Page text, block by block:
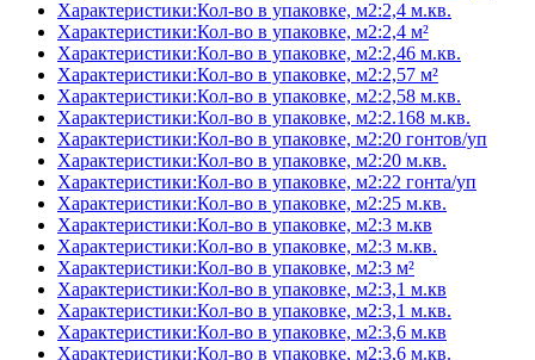
Характеристики:Кол-во в упаковке, м2:2,4 м.кв.
Характеристики:Кол-во в упаковке, м2:2,4 м²
Характеристики:Кол-во в упаковке, м2:2,46 м.кв.
Характеристики:Кол-во в упаковке, м2:2,57 м²
Характеристики:Кол-во в упаковке, м2:2,58 м.кв.
Характеристики:Кол-во в упаковке, м2:2.168 м.кв.
Характеристики:Кол-во в упаковке, м2:20 гонтов/уп
Характеристики:Кол-во в упаковке, м2:20 м.кв.
Характеристики:Кол-во в упаковке, м2:22 гонта/уп
Характеристики:Кол-во в упаковке, м2:25 м.кв.
Характеристики:Кол-во в упаковке, м2:3 м.кв
Характеристики:Кол-во в упаковке, м2:3 м.кв.
Характеристики:Кол-во в упаковке, м2:3 м²
Характеристики:Кол-во в упаковке, м2:3,1 м.кв
Характеристики:Кол-во в упаковке, м2:3,1 м.кв.
Характеристики:Кол-во в упаковке, м2:3,6 м.кв
Характеристики:Кол-во в упаковке, м2:3,6 м.кв.